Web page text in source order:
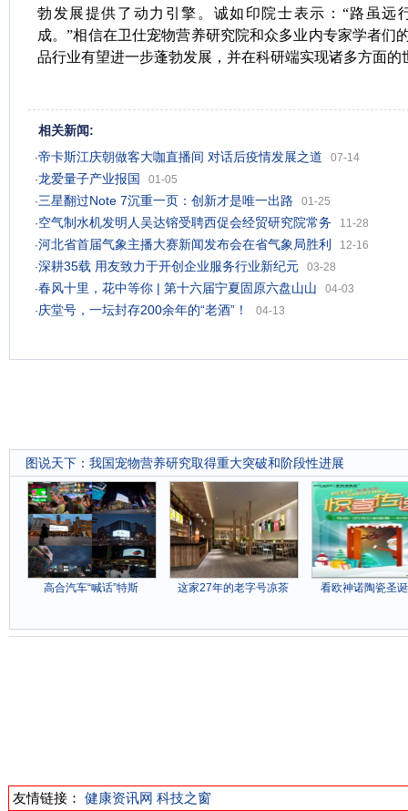
勃发展提供了动力引擎。诚如印院士表示：“路虽远
成。”相信在卫仕宠物营养研究院和众多业内专家学者们
品行业有望进一步蓬勃发展，并在科研端实现诸多方面的
相关新闻:
·帝卡斯江庆朝做客大咖直播间 对话后疫情发展之道
07-14
·龙爱量子产业报国
01-05
·三星翻过Note 7沉重一页：创新才是唯一出路
01-25
·空气制水机发明人吴达镕受聘西促会经贸研究院常务
11-28
·河北省首届气象主播大赛新闻发布会在省气象局胜利
12-16
·深耕35载 用友致力于开创企业服务行业新纪元
03-28
·春风十里，花中等你 | 第十六届宁夏固原六盘山山
04-03
·庆堂号，一坛封存200余年的“老酒”！ 04-13
图说天下 ： 我国宠物营养研究取得重大突破和阶段性进展
高合汽车“喊话”特斯 这家27年的老字号凉茶 看欧神诺陶瓷圣
友情链接： 健康资讯网 科技之窗